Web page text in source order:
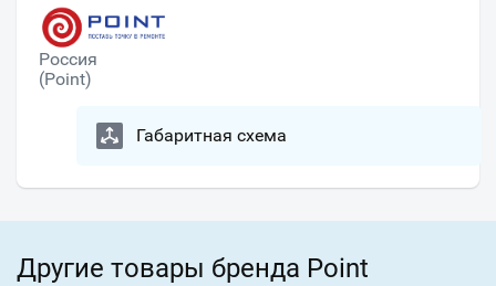
Россия
(Point)
Габаритная схема
Другие товары бренда Point